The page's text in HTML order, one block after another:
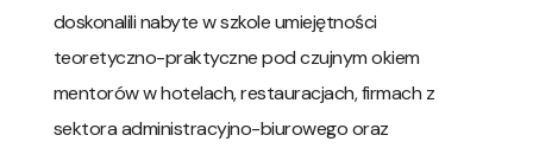
doskonalili nabyte w szkole umiejętności
teoretyczno-praktyczne pod czujnym okiem
mentorów w hotelach, restauracjach, firmach z
sektora administracyjno-biurowego oraz